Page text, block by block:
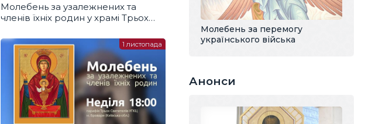
Молебень за узалежнених та
членів їхніх родин у храмі Трьох
22.11.2020
1 листопада
Молебень за перемогу
українського війська
Анонси